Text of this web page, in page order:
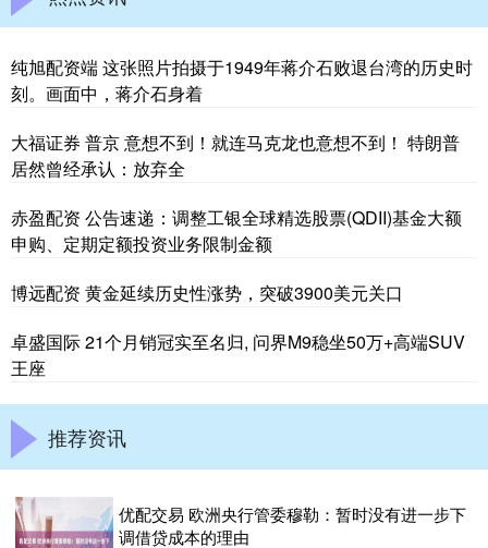
纯旭配资端 这张照片拍摄于1949年蒋介石败退台湾的历史时
刻。画面中，蒋介石身着
大福证券 普京 意想不到！就连马克龙也意想不到！ 特朗普
居然曾经承认：放弃全
赤盈配资 公告速递：调整工银全球精选股票(QDII)基金大额
申购、定期定额投资业务限制金额
博远配资 黄金延续历史性涨势，突破3900美元关口
卓盛国际 21个月销冠实至名归, 问界M9稳坐50万+高端SUV
王座
推荐资讯
优配交易 欧洲央行管委穆勒：暂时没有进一步下
调借贷成本的理由